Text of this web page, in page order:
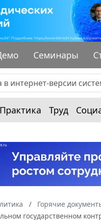
Семинары
Практика Труд
Горячие
государственном